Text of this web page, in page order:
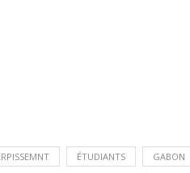
ÉTUDIANTS GABON